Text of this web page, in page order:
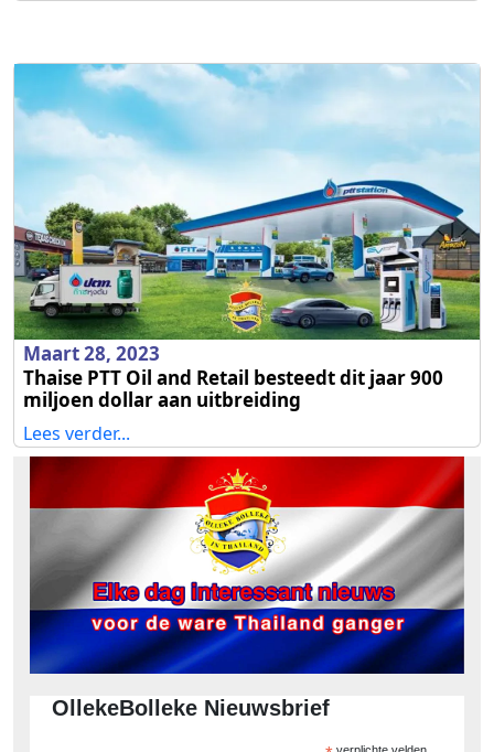
Maart 28, 2023
Thaise PTT Oil and Retail besteedt dit jaar 900
miljoen dollar aan uitbreiding
Lees verder...
OllekeBolleke Nieuwsbrief